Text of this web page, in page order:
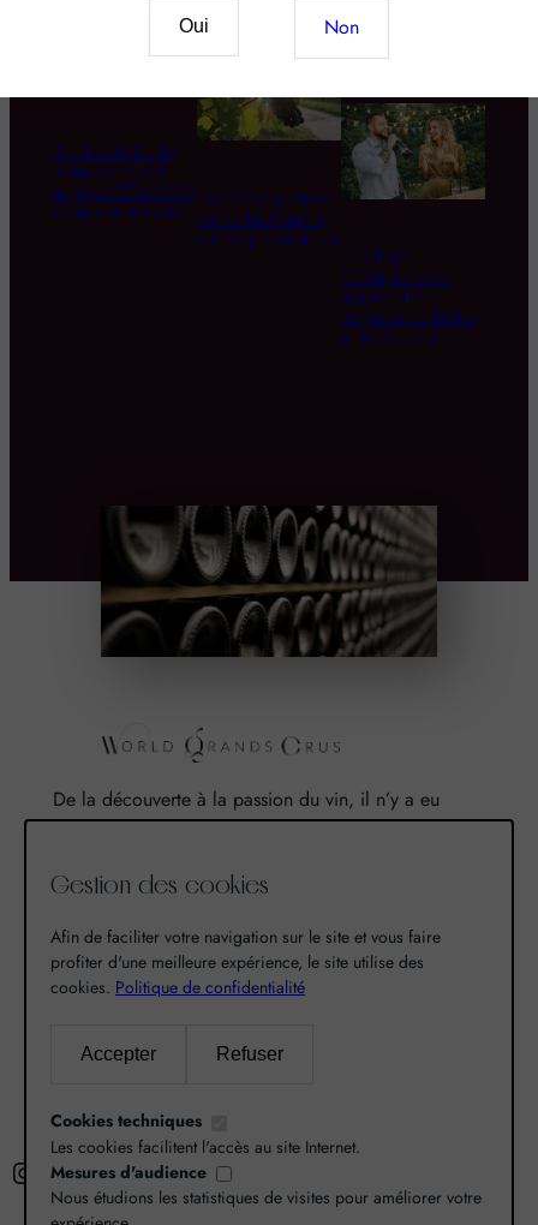
Une bouteille de
Romanée-Conti
adjugée 558.000
dollars, un record
Les conséquences
du réchauffement
climatique sur le vin
moments et
accords
L’Horloge
Champenoise :
Apprendre à
Déguster les Bulles
au Fil du Jour
De la découverte à la passion du vin, il n’y a eu
qu’un pas. Un pas que nous avons franchi en faisant
là est né World Grands Crus avec pour mission de
nos terroirs.
Recherche
c
Instagram X
Oui Non
Gestion des cookies
Afin de faciliter votre navigation sur le site et vous faire
profiter d'une meilleure expérience, le site utilise des
cookies. Politique de confidentialité
Accepter Refuser
Cookies techniques
Les cookies facilitent l'accès au site Internet.
Mesures d'audience
Nous étudions les statistiques de visites pour améliorer votre